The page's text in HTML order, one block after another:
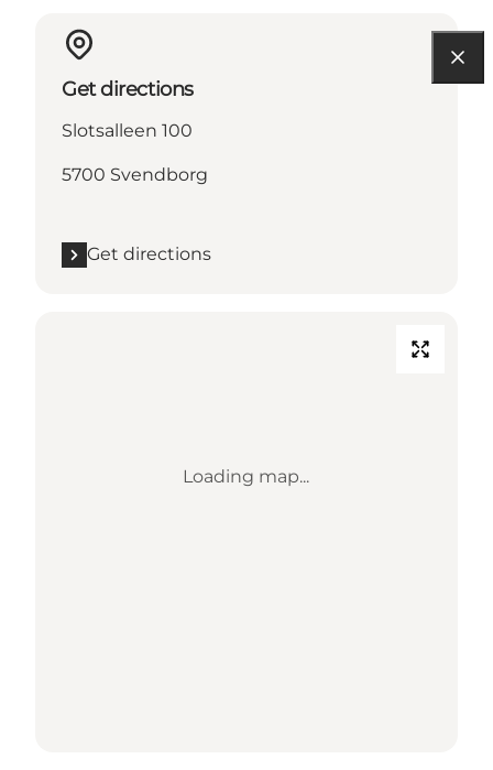
Get directions
Slotsalleen 100
5700 Svendborg
Get directions
Loading map...